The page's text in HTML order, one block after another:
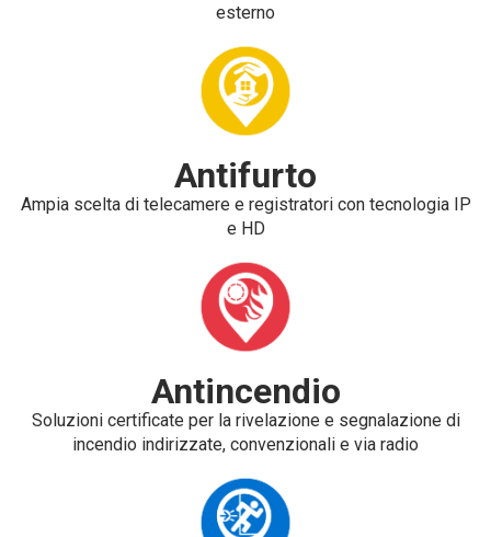
esterno
Antifurto
Ampia scelta di telecamere e registratori con tecnologia IP
e HD
Antincendio
Soluzioni certificate per la rivelazione e segnalazione di
incendio indirizzate, convenzionali e via radio